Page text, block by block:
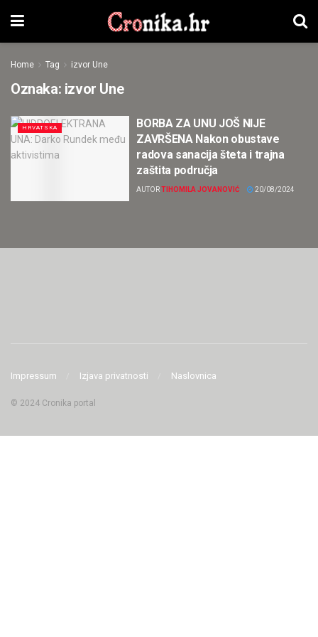
Home Tag izvor Une
Oznaka: izvor Une
HRVATSKA
BORBA ZA UNU JOŠ NIJE
ZAVRŠENA Nakon obustave
radova sanacija šteta i trajna
zaštita područja
AUTORTIHOMILA JOVANOVIĆ 20/08/2024
Impressum Izjava privatnosti Naslovnica
© 2024 Cronika portal